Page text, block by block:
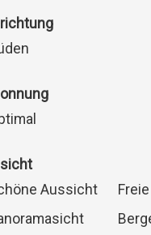
Aussicht